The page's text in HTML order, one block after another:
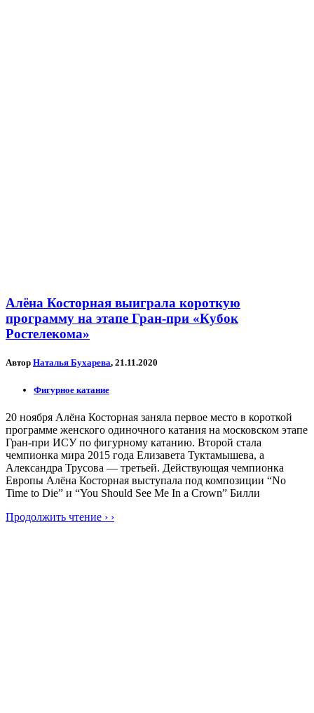
Алёна Косторная выиграла короткую
программу на этапе Гран-при «Кубок
Ростелекома»
Автор Наталья Бухарева, 21.11.2020
Фигурное катание
20 ноября Алёна Косторная заняла первое место в короткой
программе женского одиночного катания на московском этапе
Гран-при ИСУ по фигурному катанию. Второй стала
чемпионка мира 2015 года Елизавета Туктамышева, а
Александра Трусова — третьей. Действующая чемпионка
Европы Алёна Косторная выступала под композиции “No
Time to Die” и “You Should See Me In a Crown” Билли
Продолжить чтение › ›